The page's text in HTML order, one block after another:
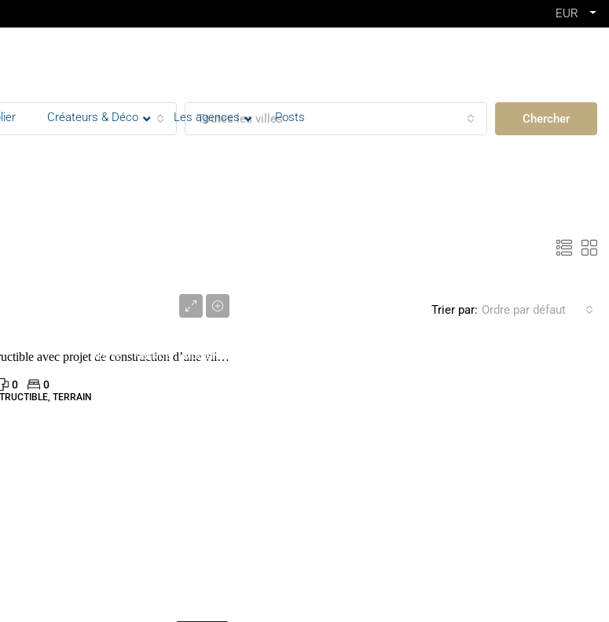
EUR
Créateurs & Déco Les agences Posts
Toutes les villes Chercher
Trier par: Ordre par défaut
VENTE FRANCE MOUGINSTerrain constructible avec projet de construction d’une villa contemporaine
0 0
TERRAIN